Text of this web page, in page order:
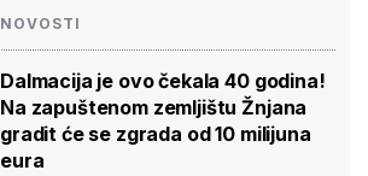
NOVOSTI
Dalmacija je ovo čekala 40 godina!
Na zapuštenom zemljištu Žnjana
gradit će se zgrada od 10 milijuna
eura